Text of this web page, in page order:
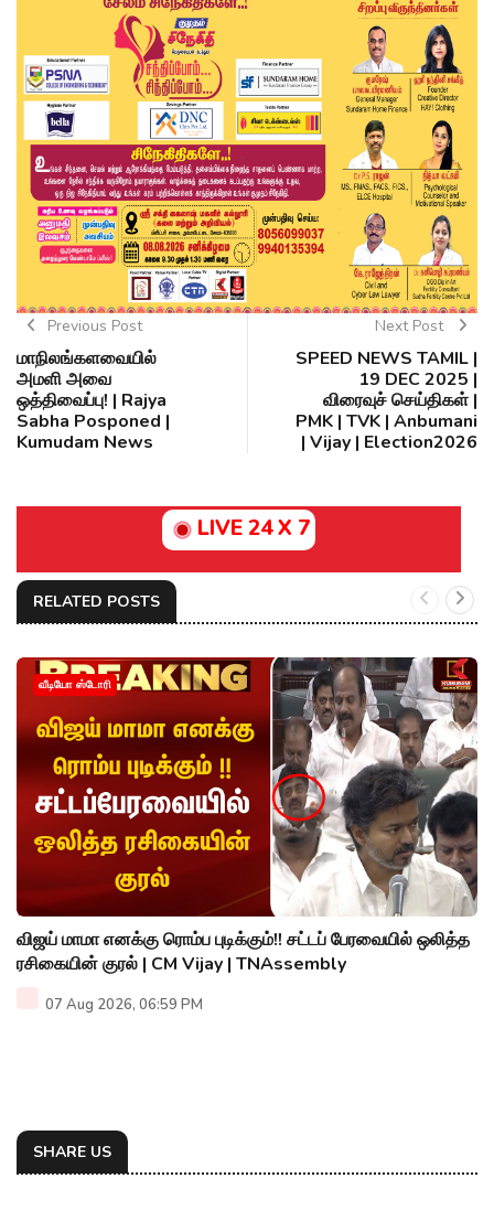
Previous Post
மாநிலங்களவையில்
அமளி அவை
ஒத்திவைப்பு! | Rajya
Sabha Posponed |
Kumudam News
Next Post
SPEED NEWS TAMIL |
19 DEC 2025 |
விரைவுச் செய்திகள் |
PMK | TVK | Anbumani
| Vijay | Election2026
LIVE 24 X 7
RELATED POSTS
வீடியோ ஸ்டோரி
விஜய் மாமா எனக்கு ரொம்ப புடிக்கும்!! சட்டப் பேரவையில் ஒலித்த
ரசிகையின் குரல் | CM Vijay | TNAssembly
07 Aug 2026, 06:59 PM
SHARE US